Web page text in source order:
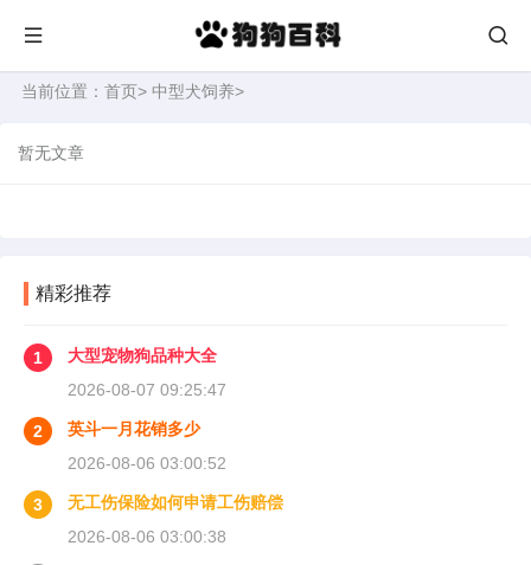
当前位置： 首页> 中型犬饲养>
暂无文章
精彩推荐
1
大型宠物狗品种大全
2026-08-07 09:25:47
2
英斗一月花销多少
2026-08-06 03:00:52
3
无工伤保险如何申请工伤赔偿
2026-08-06 03:00:38